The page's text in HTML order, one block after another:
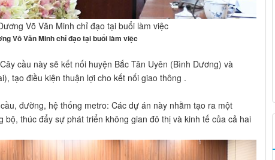
Võ Văn Minh chỉ đạo tại buổi làm việc
Võ Văn Minh chỉ đạo tại buổi làm việc
cầu này sẽ kết nối huyện Bắc Tân Uyên (Bình Dương) và
tạo điều kiện thuận lợi cho kết nối giao thông .
đường, hệ thống metro: Các dự án này nhằm tạo ra một
bộ, thúc đẩy sự phát triển không gian đô thị và kinh tế của cả hai